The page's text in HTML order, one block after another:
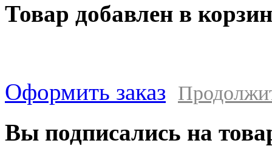
Товар добавлен в
Оформить заказ
Вы подписались на